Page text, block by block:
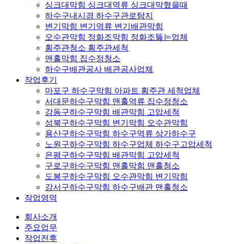
싱크대막힘 싱크대역류 싱크대막혔을때
하수구내시경 하수구관로탐지
변기막힘 변기역류 변기배관막힘
오수관막힘 정화조막힘 정화조뚫는업체
횡주관청소 횡주관세척
맨홀막힘 집수정청소
하수구배관공사 배관공사업체
작업후기
마포구 하수구막힘 아파트 횡주관 세척업체
서대문하수구막힘 맨홀역류 집수정청소
강동구하수구막힘 배관막힘 고압세척
성북구하수구막힘 변기막힘 오수관막힘
용산구하수구막힘 하수구역류 상가하수구
노원구하수구막힘 하수구업체 하수구고압세척
은평구하수구막힘 배관막힘 고압세척
구로구하수구막힘 맨홀막힘 맨홀청소
도봉구하수구막힘 오수관막힘 변기막힘
강서구하수구막힘 하수구배관 맨홀청소
작업영역
회사소개
주요업무
작업전후